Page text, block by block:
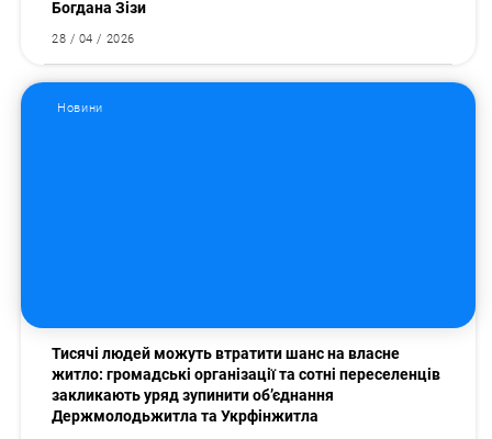
Богдана Зізи
28 / 04 / 2026
Новини
Тисячі людей можуть втратити шанс на власне
житло: громадські організації та сотні переселенців
закликають уряд зупинити об’єднання
Держмолодьжитла та Укрфінжитла